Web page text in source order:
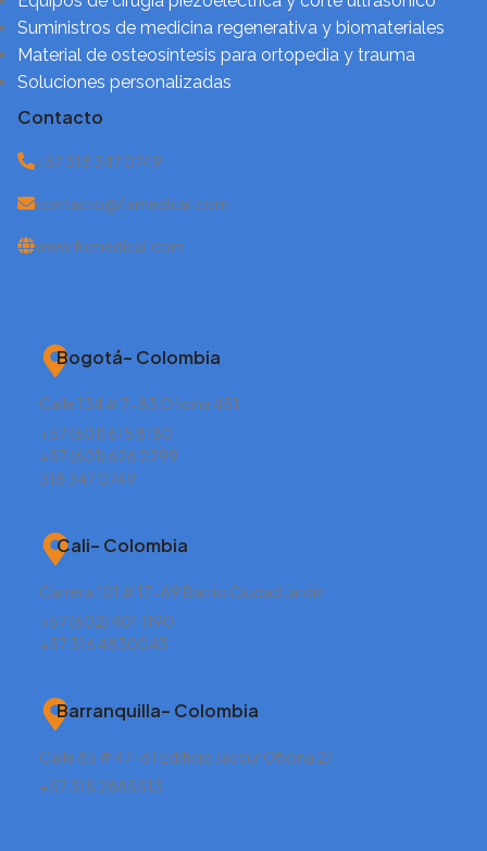
Suministros de medicina regenerativa y biomateriales
Material de osteosíntesis para ortopedia y trauma
Soluciones personalizadas
Contacto
+57 318 347 0749
contacto@fixmedical.com
www.fixmedical.com
Bogotá– Colombia
Calle 134 # 7-83 Oficina 451
+57 (601) 615 8180
+57 (601) 626 2299
318 347 0749
Cali– Colombia
Carrera 101 # 17-69 Barrio Ciudad Jardín
+57 (602) 401 1190
+57 316 4830043
Barranquilla– Colombia
Calle 85 # 47-61 Edificio Jaccur Oficina 2J
+57 315 2885513